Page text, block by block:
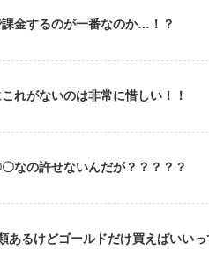
課金するのが一番なのか…！？
れがないのは非常に惜しい！！
なの許せないんだが？？？？？
あるけどゴールドだけ買えばいい